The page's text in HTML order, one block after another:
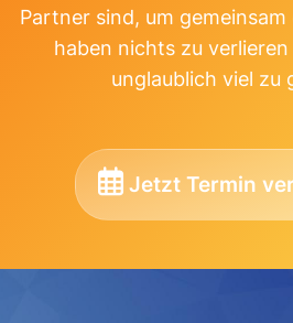
Partner sind, um
haben nichts zu
unglaublich viel zu
Jetzt Termin